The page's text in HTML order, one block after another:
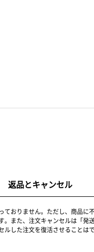
返品とキャンセル
ておりません。ただし、商品に
。また、注文キャンセルは「発
ルした注文を復活させることは